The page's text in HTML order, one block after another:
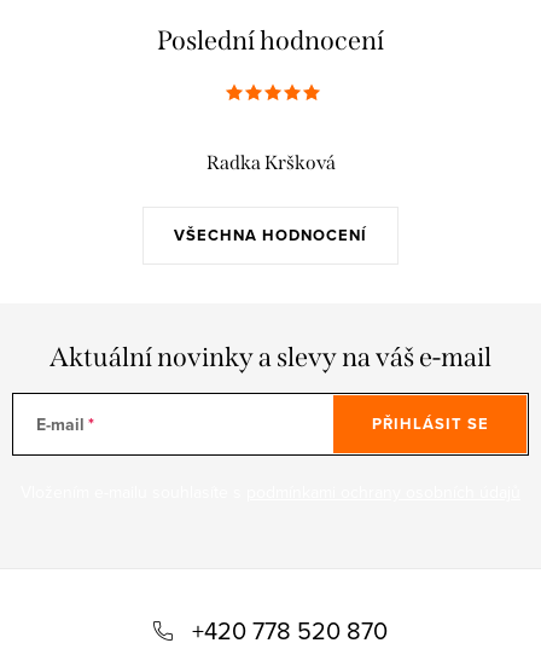
Poslední hodnocení
VŠECHNA HODNOCENÍ
Radka Kršková
Aktuální novinky a slevy na váš e-mail
E-mail PŘIHLÁSIT SE
+420 778 520 870